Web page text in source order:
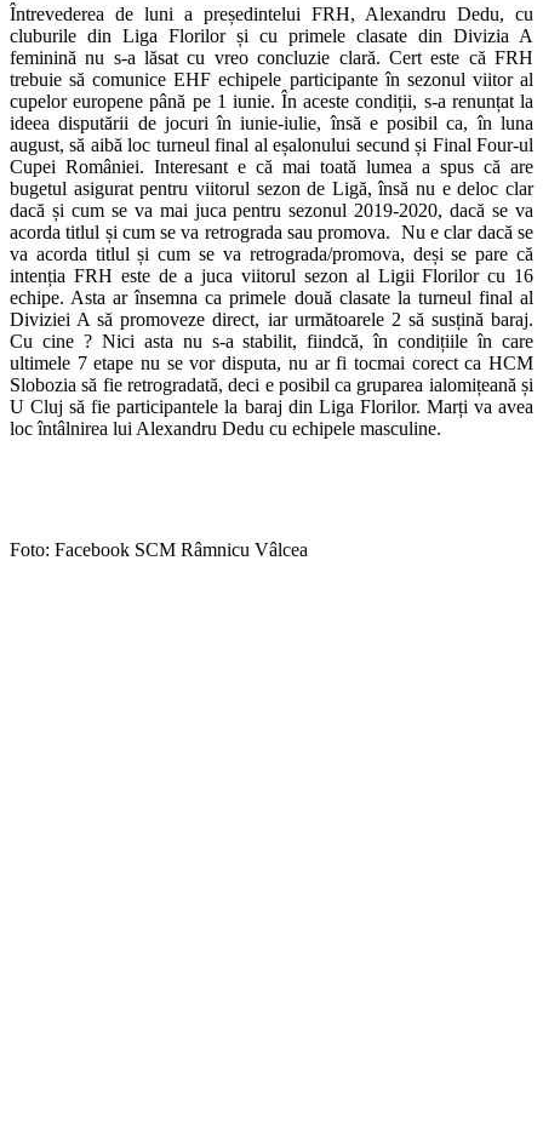
Întrevederea de luni a președintelui FRH, Alexandru Dedu, cu
cluburile din Liga Florilor și cu primele clasate din Divizia A
feminină nu s-a lăsat cu vreo concluzie clară. Cert este că FRH
trebuie să comunice EHF echipele participante în sezonul viitor al
cupelor europene până pe 1 iunie. În aceste condiții, s-a renunțat la
ideea disputării de jocuri în iunie-iulie, însă e posibil ca, în luna
august, să aibă loc turneul final al eșalonului secund și Final Four-ul
Cupei României. Interesant e că mai toată lumea a spus că are
bugetul asigurat pentru viitorul sezon de Ligă, însă nu e deloc clar
dacă și cum se va mai juca pentru sezonul 2019-2020, dacă se va
acorda titlul și cum se va retrograda sau promova. Nu e clar dacă se
va acorda titlul și cum se va retrograda/promova, deși se pare că
intenția FRH este de a juca viitorul sezon al Ligii Florilor cu 16
echipe. Asta ar însemna ca primele două clasate la turneul final al
Diviziei A să promoveze direct, iar următoarele 2 să susțină baraj.
Cu cine ? Nici asta nu s-a stabilit, fiindcă, în condițiile în care
ultimele 7 etape nu se vor disputa, nu ar fi tocmai corect ca HCM
Slobozia să fie retrogradată, deci e posibil ca gruparea ialomițeană și
U Cluj să fie participantele la baraj din Liga Florilor. Marți va avea
loc întâlnirea lui Alexandru Dedu cu echipele masculine.
Foto: Facebook SCM Râmnicu Vâlcea